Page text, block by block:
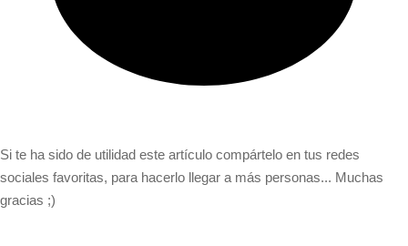
Si te ha sido de utilidad este artículo compártelo en tus redes
sociales favoritas, para hacerlo llegar a más personas... Muchas
gracias ;)